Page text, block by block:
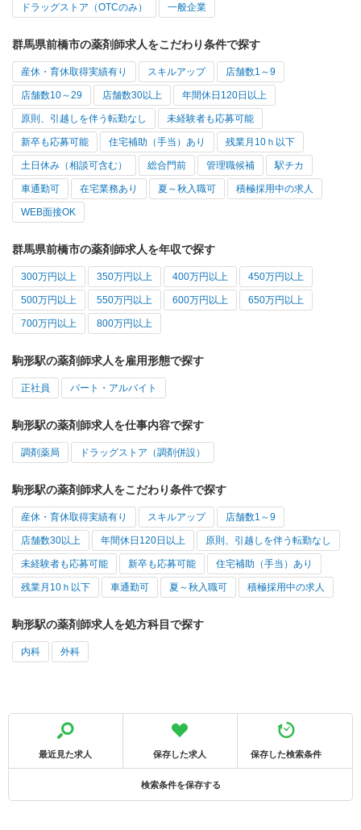
ドラッグストア（OTCのみ） 一般企業
群馬県前橋市の薬剤師求人をこだわり条件で探す
産休・育休取得実績有り スキルアップ 店舗数1～9
店舗数10～29 店舗数30以上 年間休日120日以上
原則、引越しを伴う転勤なし 未経験者も応募可能
新卒も応募可能 住宅補助（手当）あり 残業月10ｈ以下
土日休み（相談可含む） 総合門前 管理職候補 駅チカ
車通勤可 在宅業務あり 夏～秋入職可 積極採用中の求人
WEB面接OK
群馬県前橋市の薬剤師求人を年収で探す
300万円以上 350万円以上 400万円以上 450万円以上
500万円以上 550万円以上 600万円以上 650万円以上
700万円以上 800万円以上
駒形駅の薬剤師求人を雇用形態で探す
正社員 パート・アルバイト
駒形駅の薬剤師求人を仕事内容で探す
調剤薬局 ドラッグストア（調剤併設）
駒形駅の薬剤師求人をこだわり条件で探す
産休・育休取得実績有り スキルアップ 店舗数1～9
店舗数30以上 年間休日120日以上 原則、引越しを伴う転勤なし
未経験者も応募可能 新卒も応募可能 住宅補助（手当）あり
残業月10ｈ以下 車通勤可 夏～秋入職可 積極採用中の求人
駒形駅の薬剤師求人を処方科目で探す
内科 外科
最近見た求人 保存した求人 保存した検索条件
検索条件を保存する